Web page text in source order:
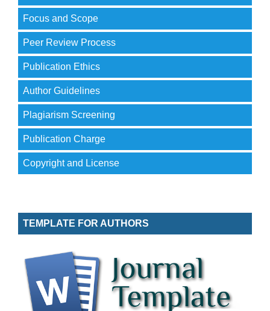
Focus and Scope
Peer Review Process
Publication Ethics
Author Guidelines
Plagiarism Screening
Publication Charge
Copyright and License
TEMPLATE FOR AUTHORS